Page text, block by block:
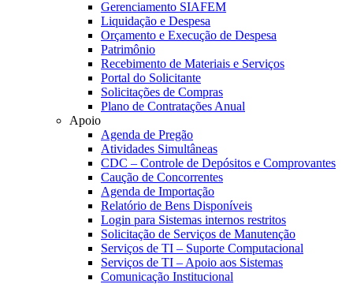
Gerenciamento SIAFEM
Liquidação e Despesa
Orçamento e Execução de Despesa
Patrimônio
Recebimento de Materiais e Serviços
Portal do Solicitante
Solicitações de Compras
Plano de Contratações Anual
Apoio
Agenda de Pregão
Atividades Simultâneas
CDC – Controle de Depósitos e Comprovantes
Caução de Concorrentes
Agenda de Importação
Relatório de Bens Disponíveis
Login para Sistemas internos restritos
Solicitação de Serviços de Manutenção
Serviços de TI – Suporte Computacional
Serviços de TI – Apoio aos Sistemas
Comunicação Institucional